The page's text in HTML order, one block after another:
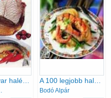
Régi magyar halételek A 100 legjobb halétel
Bodó Alpár